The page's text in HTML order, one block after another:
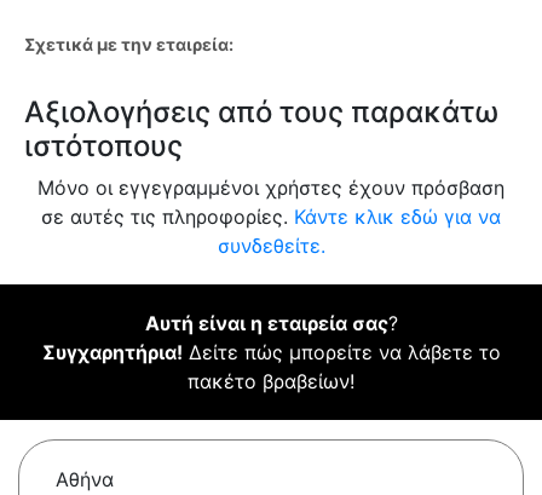
Σχετικά με την εταιρεία:
Αξιολογήσεις από τους παρακάτω
ιστότοπους
Μόνο οι εγγεγραμμένοι χρήστες έχουν πρόσβαση
σε αυτές τις πληροφορίες. Κάντε κλικ εδώ για να
συνδεθείτε.
Αυτή είναι η εταιρεία σας?
Συγχαρητήρια! Δείτε πώς μπορείτε να λάβετε το
πακέτο βραβείων!
Αθήνα